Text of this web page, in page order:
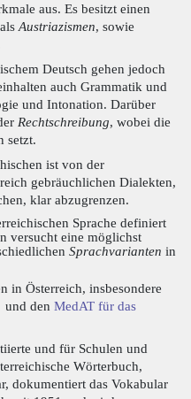
aus. Es besitzt einen
Austriazismen, sowie
Deutsch gehen jedoch
auch Grammatik und
und Intonation. Darüber
Rechtschreibung, wobei die
setzt.
ist von der
gebräuchlichen Dialekten,
klar abzugrenzen.
Sprache definiert
versucht eine möglichst
Sprachvarianten in
in Österreich, insbesondere
und den MedAT für das
und für Schulen und
Wörterbuch,
dokumentiert das Vokabular